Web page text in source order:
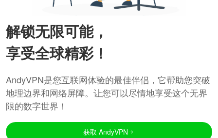
解锁无限可能，
享受全球精彩！
AndyVPN是您互联网体验的最佳伴侣，它帮助您突破
地理边界和网络屏障。让您可以尽情地享受这个无界
限的数字世界！
获取 AndyVPN